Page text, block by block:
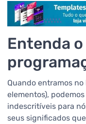
Entenda o
Quando entramos
elementos),
indescritíveis para
seus significados